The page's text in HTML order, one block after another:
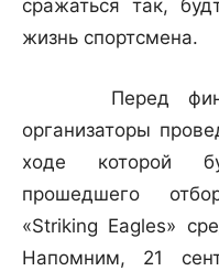
сражаться так,
жизнь спортсмена.
Перед
организаторы
ходе которой
прошедшего
«Striking Eagles»
Напомним, 21